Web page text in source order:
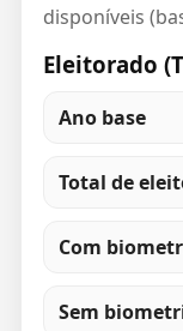
disponíveis
Eleitorado
Ano base
Total de
Com
Sem